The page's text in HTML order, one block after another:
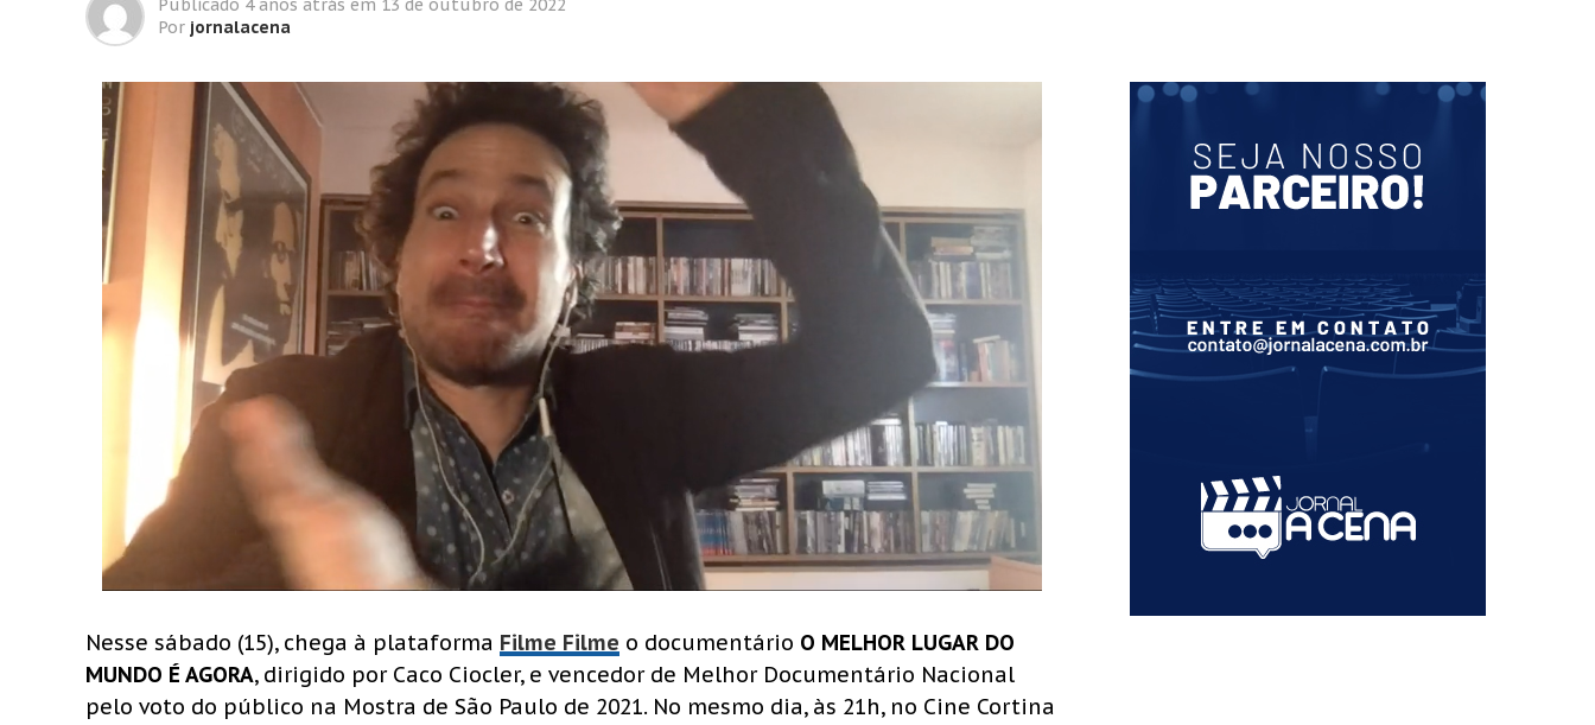
Publicado 4 anos atrás em 13 de outubro de 2022
Por jornalacena
Nesse sábado (15), chega à plataforma Filme Filme o documentário O MELHOR LUGAR DO
MUNDO É AGORA, dirigido por Caco Ciocler, e vencedor de Melhor Documentário Nacional
pelo voto do público na Mostra de São Paulo de 2021. No mesmo dia, às 21h, no Cine Cortina